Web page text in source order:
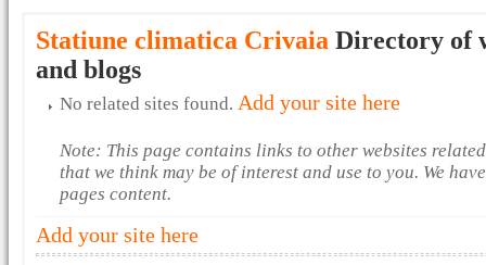
Statiune climatica Crivaia Directory of
and blogs
No related sites found. Add your site here
Note: This page contains links to other websites
that we think may be of interest and use to you. We
pages content.
Add your site here